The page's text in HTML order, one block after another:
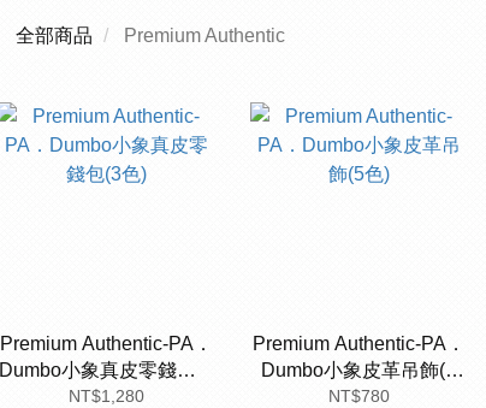
全部商品 Premium Authentic
Premium Authentic-PA．
Dumbo小象真皮零錢包(3
色)
NT$1,280
Premium Authentic-PA．
Dumbo小象皮革吊飾(5
色)
NT$780